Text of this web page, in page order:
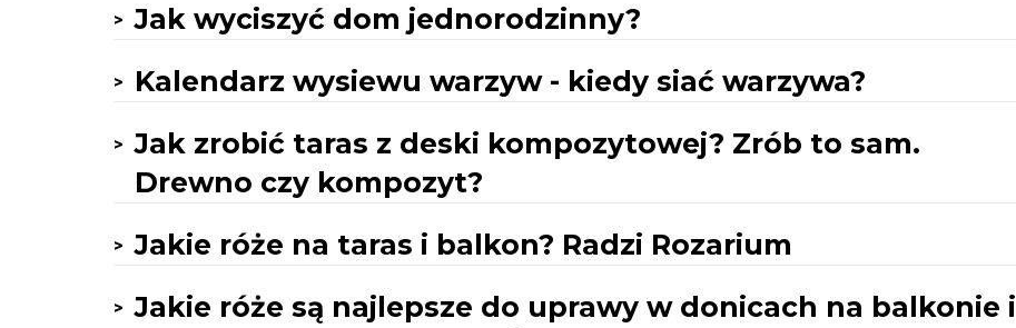
Jak wyciszyć dom jednorodzinny?
Kalendarz wysiewu warzyw - kiedy siać warzywa?
Jak zrobić taras z deski kompozytowej? Zrób to sam.
Drewno czy kompozyt?
Jakie róże na taras i balkon? Radzi Rozarium
Jakie róże są najlepsze do uprawy w donicach na balkonie i